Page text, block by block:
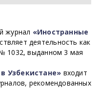
журнал «Иностранные
деятельность как
1032, выданном 3 мая
Узбекистане» входит
рекомендованных